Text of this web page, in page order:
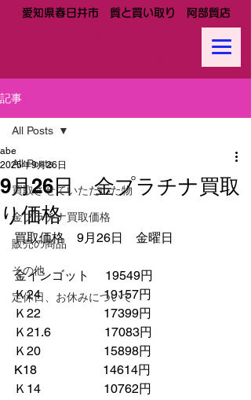
愛知県春日井市 質と買い取り 阿部質店
記事
All Posts
買取させていただいた物
金プラチナ買取価格
販売の商品
その他
定休日、お休みについて
All Posts
9月26日 金プラチナ買取
り価格
abe
2025年9月26日
買取価格　9月26日　金曜日
金インゴット　 19549円
Ｋ24　　　　　19157円
Ｋ22　　　　　17399円
Ｋ21.6　　　　 17083円
Ｋ20　　　　　15898円
K18　　　　　 14614円
Ｋ14　　　　　10762円